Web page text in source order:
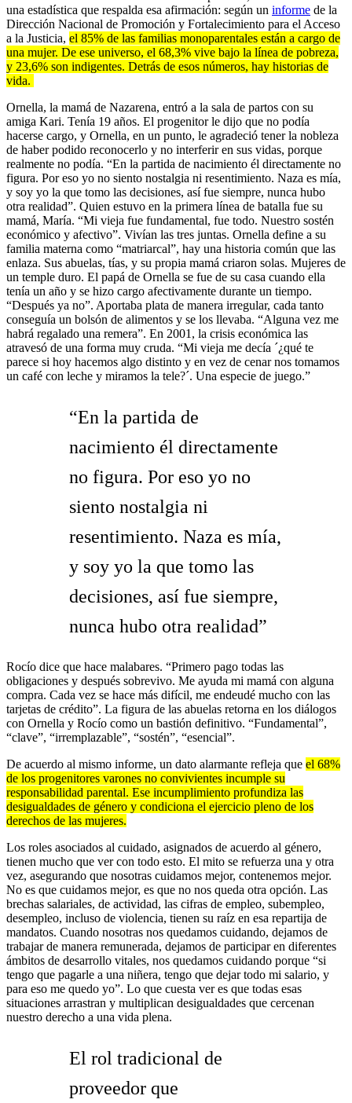
una estadística que respalda esa afirmación: según un informe de la
Dirección Nacional de Promoción y Fortalecimiento para el Acceso
a la Justicia, el 85% de las familias monoparentales están a cargo de
una mujer. De ese universo, el 68,3% vive bajo la línea de pobreza,
y 23,6% son indigentes. Detrás de esos números, hay historias de
vida.
Ornella, la mamá de Nazarena, entró a la sala de partos con su
amiga Kari. Tenía 19 años. El progenitor le dijo que no podía
hacerse cargo, y Ornella, en un punto, le agradeció tener la nobleza
de haber podido reconocerlo y no interferir en sus vidas, porque
realmente no podía. “En la partida de nacimiento él directamente no
figura. Por eso yo no siento nostalgia ni resentimiento. Naza es mía,
y soy yo la que tomo las decisiones, así fue siempre, nunca hubo
otra realidad”. Quien estuvo en la primera línea de batalla fue su
mamá, María. “Mi vieja fue fundamental, fue todo. Nuestro sostén
económico y afectivo”. Vivían las tres juntas. Ornella define a su
familia materna como “matriarcal”, hay una historia común que las
enlaza. Sus abuelas, tías, y su propia mamá criaron solas. Mujeres de
un temple duro. El papá de Ornella se fue de su casa cuando ella
tenía un año y se hizo cargo afectivamente durante un tiempo.
“Después ya no”. Aportaba plata de manera irregular, cada tanto
conseguía un bolsón de alimentos y se los llevaba. “Alguna vez me
habrá regalado una remera”. En 2001, la crisis económica las
atravesó de una forma muy cruda. “Mi vieja me decía ´¿qué te
parece si hoy hacemos algo distinto y en vez de cenar nos tomamos
un café con leche y miramos la tele?´. Una especie de juego.”
“En la partida de
nacimiento él directamente
no figura. Por eso yo no
siento nostalgia ni
resentimiento. Naza es mía,
y soy yo la que tomo las
decisiones, así fue siempre,
nunca hubo otra realidad”
Rocío dice que hace malabares. “Primero pago todas las
obligaciones y después sobrevivo. Me ayuda mi mamá con alguna
compra. Cada vez se hace más difícil, me endeudé mucho con las
tarjetas de crédito”. La figura de las abuelas retorna en los diálogos
con Ornella y Rocío como un bastión definitivo. “Fundamental”,
“clave”, “irremplazable”, “sostén”, “esencial”.
De acuerdo al mismo informe, un dato alarmante refleja que el 68%
de los progenitores varones no convivientes incumple su
responsabilidad parental. Ese incumplimiento profundiza las
desigualdades de género y condiciona el ejercicio pleno de los
derechos de las mujeres.
Los roles asociados al cuidado, asignados de acuerdo al género,
tienen mucho que ver con todo esto. El mito se refuerza una y otra
vez, asegurando que nosotras cuidamos mejor, contenemos mejor.
No es que cuidamos mejor, es que no nos queda otra opción. Las
brechas salariales, de actividad, las cifras de empleo, subempleo,
desempleo, incluso de violencia, tienen su raíz en esa repartija de
mandatos. Cuando nosotras nos quedamos cuidando, dejamos de
trabajar de manera remunerada, dejamos de participar en diferentes
ámbitos de desarrollo vitales, nos quedamos cuidando porque “si
tengo que pagarle a una niñera, tengo que dejar todo mi salario, y
para eso me quedo yo”. Lo que cuesta ver es que todas esas
situaciones arrastran y multiplican desigualdades que cercenan
nuestro derecho a una vida plena.
El rol tradicional de
proveedor que